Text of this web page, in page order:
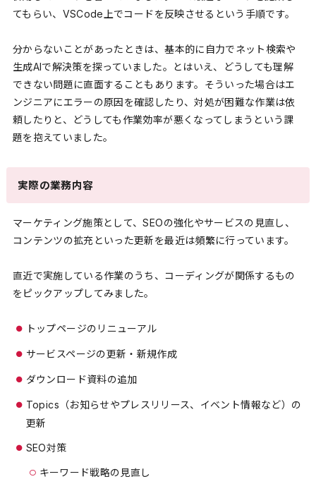
てもらい、VSCode上でコードを反映させるという手順です。
分からないことがあったときは、基本的に自力でネット検索や
生成AIで解決策を探っていました。とはいえ、どうしても理解
できない問題に直面することもあります。そういった場合はエ
ンジニアにエラーの原因を確認したり、対処が困難な作業は依
頼したりと、どうしても作業効率が悪くなってしまうという課
題を抱えていました。
実際の業務内容
マーケティング施策として、SEOの強化やサービスの見直し、
コンテンツの拡充といった更新を最近は頻繁に行っています。
直近で実施している作業のうち、コーディングが関係するもの
をピックアップしてみました。
トップページのリニューアル
サービスページの更新・新規作成
ダウンロード資料の追加
Topics（お知らせやプレスリリース、イベント情報など）の
更新
SEO対策
キーワード戦略の見直し